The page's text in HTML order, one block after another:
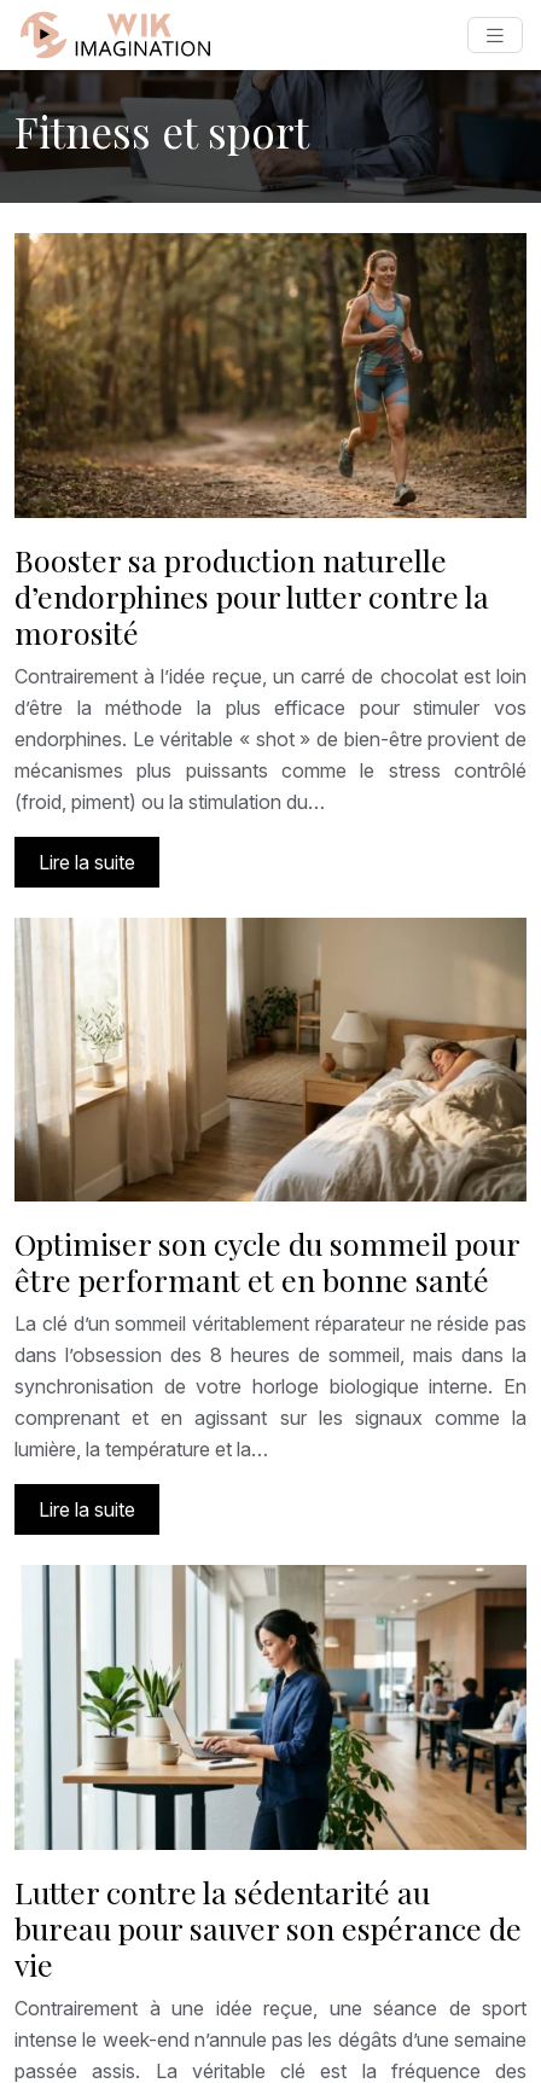
Fitness et sport
Booster sa production naturelle
d’endorphines pour lutter contre la
morosité
Contrairement à l’idée reçue, un carré de chocolat est loin
d’être la méthode la plus efficace pour stimuler vos
endorphines. Le véritable « shot » de bien-être provient de
mécanismes plus puissants comme le stress contrôlé
(froid, piment) ou la stimulation du…
Lire la suite
Optimiser son cycle du sommeil pour
être performant et en bonne santé
La clé d’un sommeil véritablement réparateur ne réside pas
dans l’obsession des 8 heures de sommeil, mais dans la
synchronisation de votre horloge biologique interne. En
comprenant et en agissant sur les signaux comme la
lumière, la température et la…
Lire la suite
Lutter contre la sédentarité au
bureau pour sauver son espérance de
vie
Contrairement à une idée reçue, une séance de sport
intense le week-end n’annule pas les dégâts d’une semaine
passée assis. La véritable clé est la fréquence des